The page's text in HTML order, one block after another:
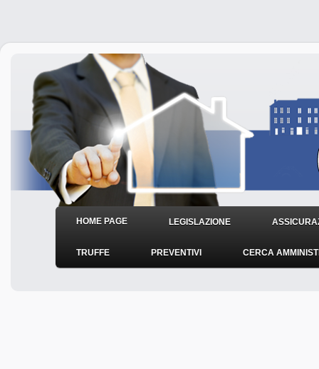
HOME PAGE LEGISLAZIONE
TRUFFE PREVENTIVI CERCA